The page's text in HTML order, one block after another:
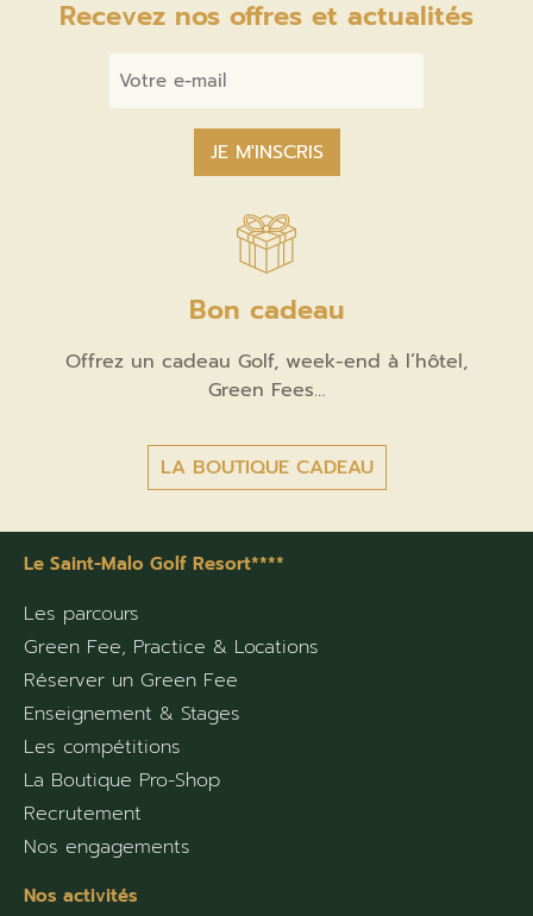
Recevez nos offres et actualités
Email
Bon cadeau
Offrez un cadeau Golf, week-end à l’hôtel,
Green Fees…
LA BOUTIQUE CADEAU
Le Saint-Malo Golf Resort****
Les parcours
Green Fee, Practice & Locations
Réserver un Green Fee
Enseignement & Stages
Les compétitions
La Boutique Pro-Shop
Recrutement
Nos engagements
Nos activités